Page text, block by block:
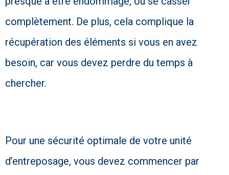
complètement. De plus, cela complique la
récupération des éléments si vous en avez
besoin, car vous devez perdre du temps à
chercher.
Pour une sécurité optimale de votre unité
d’entreposage, vous devez commencer par